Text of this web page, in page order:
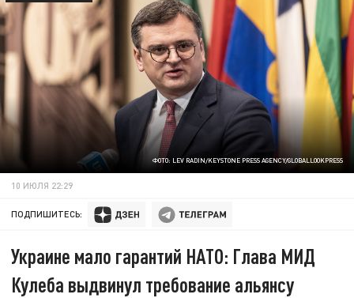
ФОТО: LEV RADIN/KEYSTONE PRESS AGENCY/GLOBALLOOKPRESS
10 ИЮЛЯ 22:29
ПОДПИШИТЕСЬ:
Украине мало гарантий НАТО: Глава МИД
Кулеба выдвинул требование альянсу